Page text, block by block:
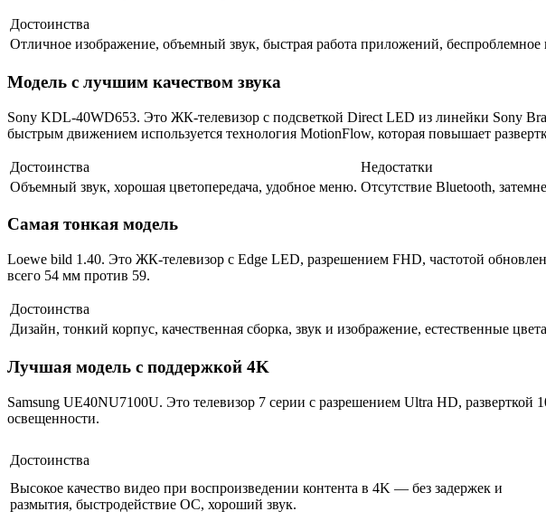
Достоинства
Отличное изображение, объемный звук, быстрая работа приложений,
Модель с лучшим качеством звука
Sony KDL-40WD653. Это ЖК-телевизор с подсветкой Direct LED из линейки Sony
быстрым движением используется технология MotionFlow, которая повышает
Достоинства Недостатки
Объемный звук, хорошая цветопередача, удобное меню. Отсутствие Bluetooth,
Самая тонкая модель
Loewe bild 1.40. Это ЖК-телевизор с Edge LED, разрешением FHD, частотой
всего 54 мм против 59.
Достоинства
Дизайн, тонкий корпус, качественная сборка, звук и изображение, естественные
Лучшая модель с поддержкой 4K
Samsung UE40NU7100U. Это телевизор 7 серии с разрешением Ultra HD,
освещенности.
Достоинства
Высокое качество видео при воспроизведении контента в 4K — без задержек и
размытия, быстродействие ОС, хороший звук.